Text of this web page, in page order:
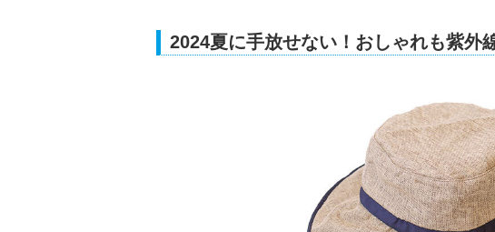
2024夏に手放せない！おしゃれも紫